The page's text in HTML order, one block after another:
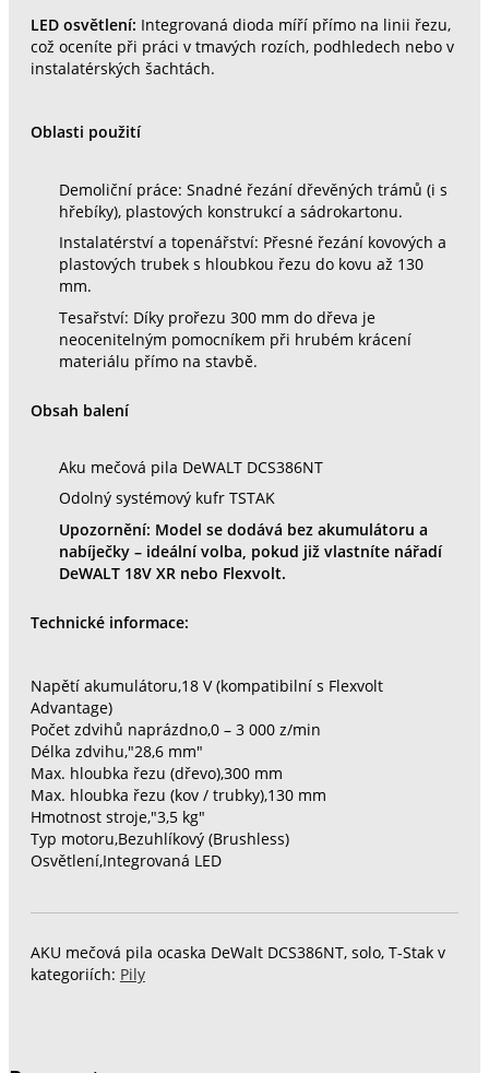
LED osvětlení: Integrovaná dioda míří přímo na linii řezu,
což oceníte při práci v tmavých rozích, podhledech nebo v
instalatérských šachtách.
Oblasti použití
Demoliční práce: Snadné řezání dřevěných trámů (i s
hřebíky), plastových konstrukcí a sádrokartonu.
Instalatérství a topenářství: Přesné řezání kovových a
plastových trubek s hloubkou řezu do kovu až 130
mm.
Tesařství: Díky prořezu 300 mm do dřeva je
neocenitelným pomocníkem při hrubém krácení
materiálu přímo na stavbě.
Obsah balení
Aku mečová pila DeWALT DCS386NT
Odolný systémový kufr TSTAK
Upozornění: Model se dodává bez akumulátoru a
nabíječky – ideální volba, pokud již vlastníte nářadí
DeWALT 18V XR nebo Flexvolt.
Technické informace:
Napětí akumulátoru,18 V (kompatibilní s Flexvolt
Advantage)
Počet zdvihů naprázdno,0 – 3 000 z/min
Délka zdvihu,"28,6 mm"
Max. hloubka řezu (dřevo),300 mm
Max. hloubka řezu (kov / trubky),130 mm
Hmotnost stroje,"3,5 kg"
Typ motoru,Bezuhlíkový (Brushless)
Osvětlení,Integrovaná LED
AKU mečová pila ocaska DeWalt DCS386NT, solo, T-Stak v
kategoriích: Pily